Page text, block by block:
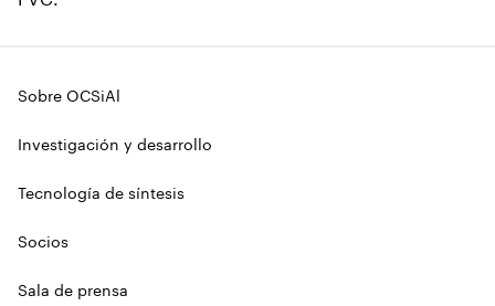
Sobre OCSiAl
Investigación y desarrollo
Tecnología de síntesis
Socios
Sala de prensa